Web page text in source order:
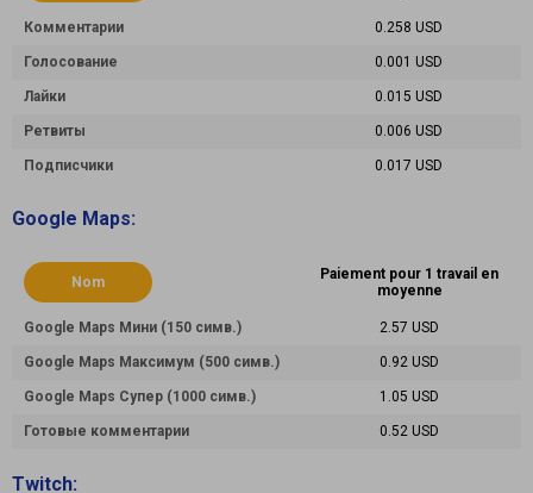
Комментарии 0.258 USD
Голосование 0.001 USD
Лайки 0.015 USD
Ретвиты 0.006 USD
Подписчики 0.017 USD
Google Maps:
Nom
Paiement pour 1 travail en
moyenne
Google Maps Мини (150 симв.) 2.57 USD
Google Maps Максимум (500 симв.) 0.92 USD
Google Maps Супер (1000 симв.) 1.05 USD
Готовые комментарии 0.52 USD
Twitch: